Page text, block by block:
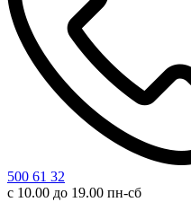
500 61 32
с 10.00 до 19.00 пн-сб